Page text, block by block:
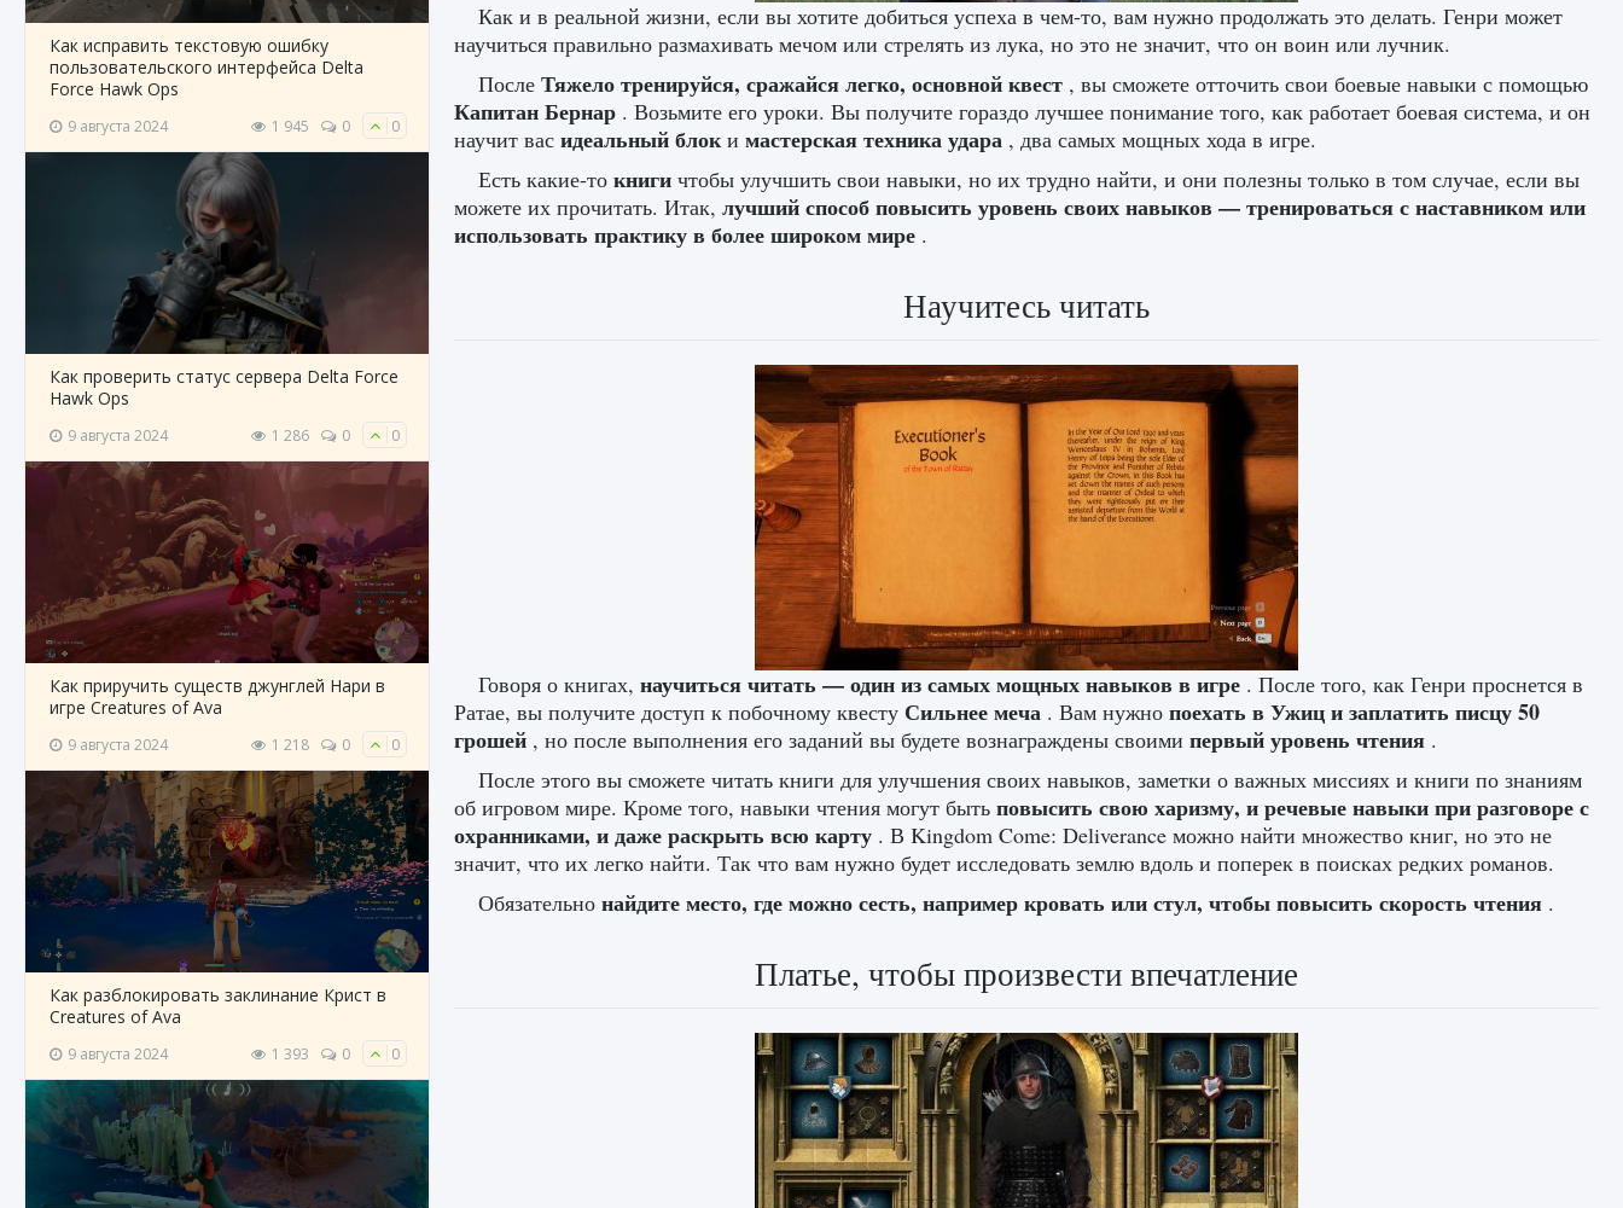
Как исправить текстовую ошибку
пользовательского интерфейса Delta
Force Hawk Ops
9 августа 2024 1 945 0 0
Как проверить статус сервера Delta Force
Hawk Ops
9 августа 2024 1 286 0 0
Как приручить существ джунглей Нари в
игре Creatures of Ava
9 августа 2024 1 218 0 0
Как разблокировать заклинание Крист в
Creatures of Ava
9 августа 2024 1 393 0 0
Как и в реальной жизни, если вы хотите добиться успеха в чем-то, вам нужно продолжать это делать. Генри может
научиться правильно размахивать мечом или стрелять из лука, но это не значит, что он воин или лучник.
После Тяжело тренируйся, сражайся легко, основной квест , вы сможете отточить свои боевые навыки с помощью
Капитан Бернар . Возьмите его уроки. Вы получите гораздо лучшее понимание того, как работает боевая система, и он
научит вас идеальный блоки мастерская техника удара , два самых мощных хода в игре.
Есть какие-то книги чтобы улучшить свои навыки, но их трудно найти, и они полезны только в том случае, если вы
можете их прочитать. Итак, лучший способ повысить уровень своих навыков — тренироваться с наставником или
использовать практику в более широком мире .
Научитесь читать
Говоря о книгах, научиться читать — один из самых мощных навыков в игре . После того, как Генри проснется в
Ратае, вы получите доступ к побочному квесту Сильнее меча . Вам нужно поехать в Ужиц и заплатить писцу 50
грошей , но после выполнения его заданий вы будете вознаграждены своими первый уровень чтения .
После этого вы сможете читать книги для улучшения своих навыков, заметки о важных миссиях и книги по знаниям
об игровом мире. Кроме того, навыки чтения могут быть повысить свою харизму, и речевые навыки при разговоре с
охранниками, и даже раскрыть всю карту . В Kingdom Come: Deliverance можно найти множество книг, но это не
значит, что их легко найти. Так что вам нужно будет исследовать землю вдоль и поперек в поисках редких романов.
Обязательно найдите место, где можно сесть, например кровать или стул, чтобы повысить скорость чтения .
Платье, чтобы произвести впечатление